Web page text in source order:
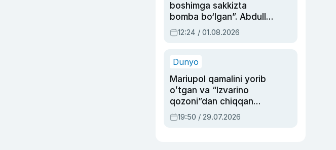
boshimga sakkizta
bomba bo‘lgan”. Abdulla
Oripovni siyosiy
ayblovlardan asrab
12:24 / 01.08.2026
Dunyo
Mariupol qamalini yorib
oʻtgan va “Izvarino
qozoni”dan chiqqan
qahramon — Ukraina
armiyasi bosh
19:50 / 29.07.2026